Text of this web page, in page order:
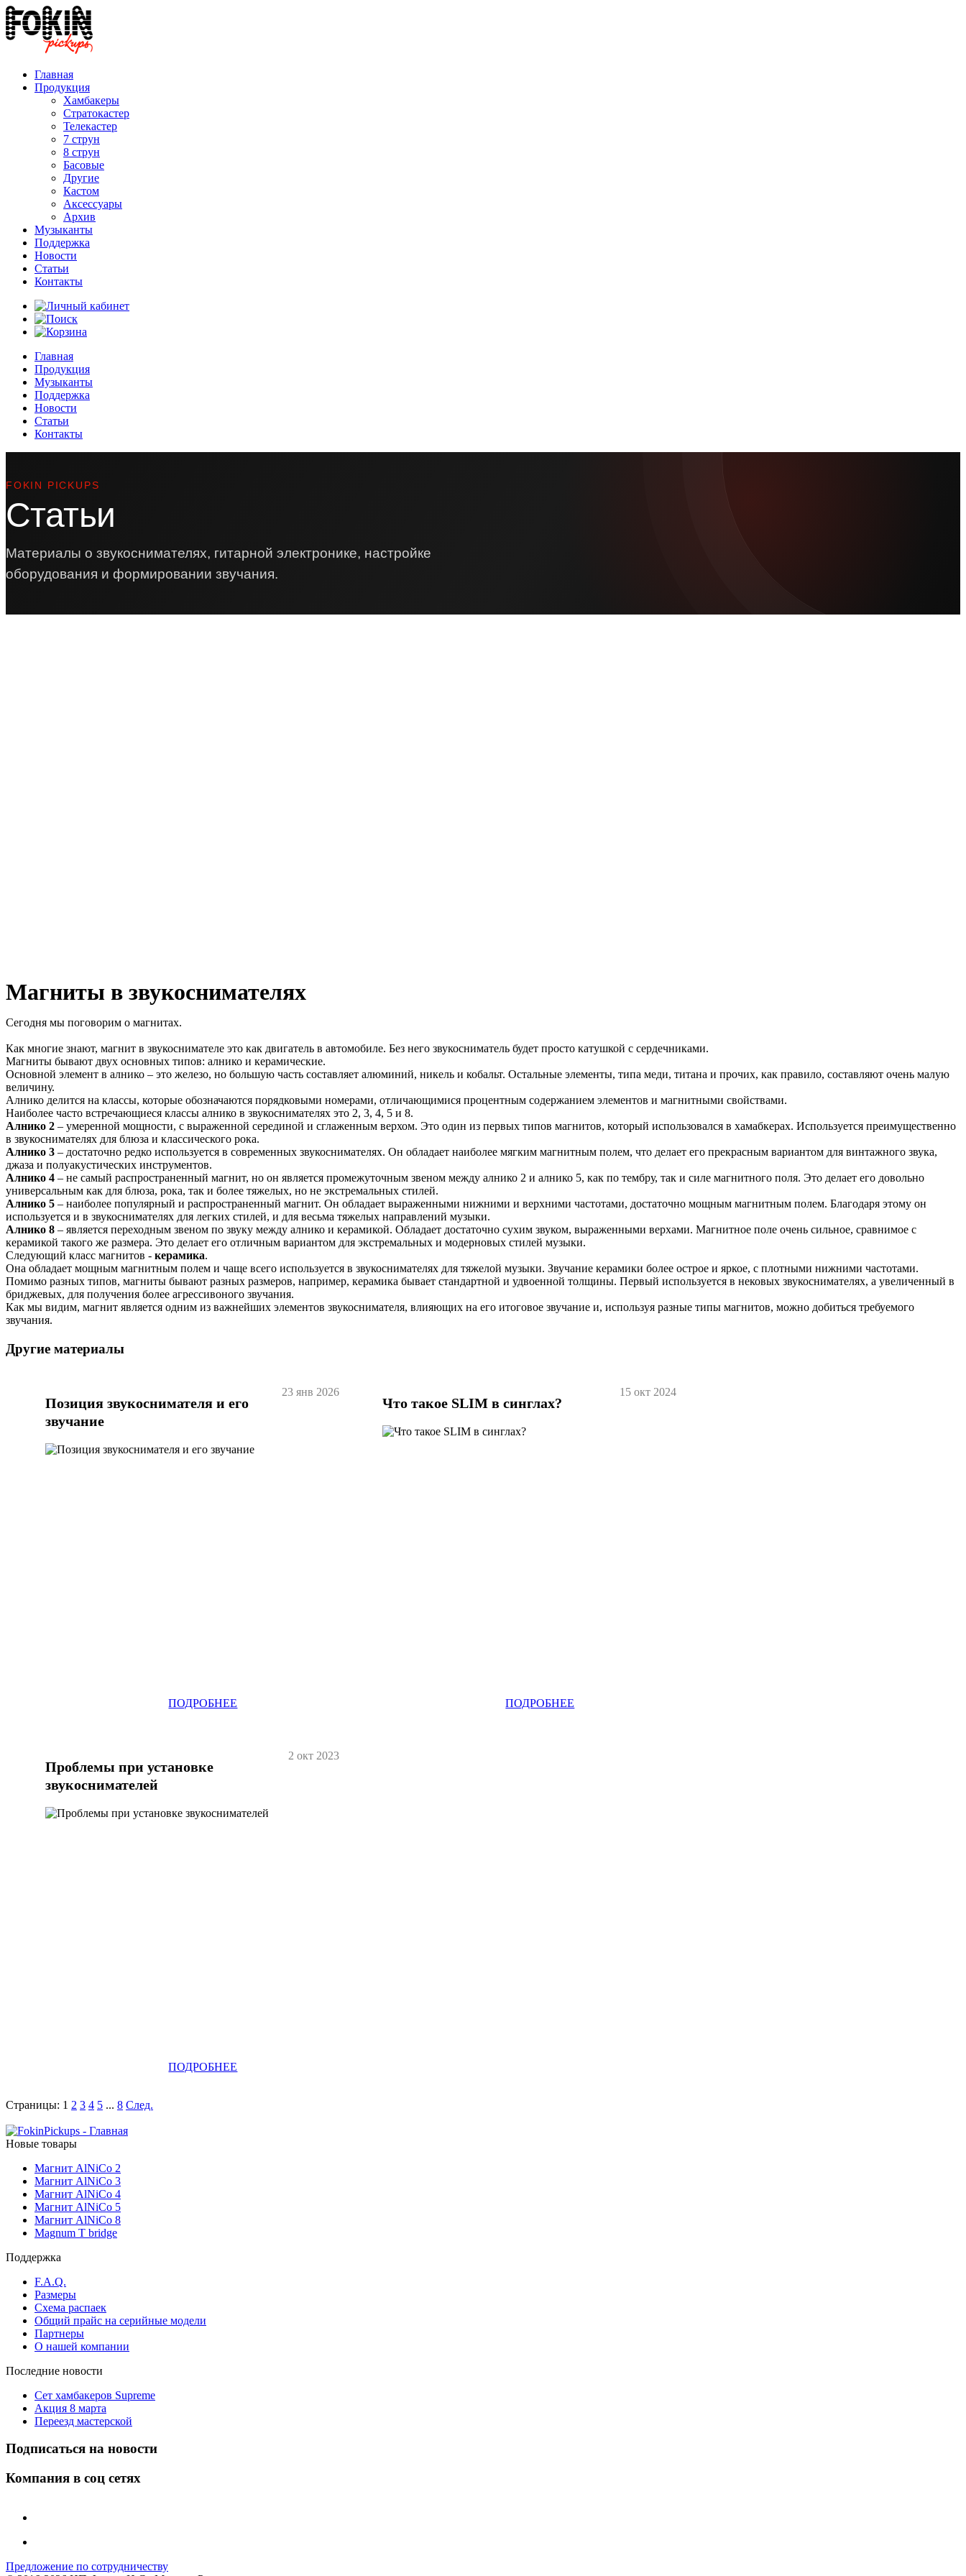
Главная
Продукция
Хамбакеры
Стратокастер
Телекастер
7 струн
8 струн
Басовые
Другие
Кастом
Аксессуары
Архив
Музыканты
Поддержка
Новости
Статьи
Контакты
Главная
Продукция
Музыканты
Поддержка
Новости
Статьи
Контакты
FOKIN PICKUPS
Статьи
Материалы о звукоснимателях, гитарной электронике, настройке
оборудования и формировании звучания.
Магниты в звукоснимателях
Сегодня мы поговорим о магнитах.
Как многие знают, магнит в звукоснимателе это как двигатель в автомобиле. Без него звукосниматель будет просто катушкой с сердечниками.
Магниты бывают двух основных типов: алнико и керамические.
Основной элемент в алнико – это железо, но большую часть составляет алюминий, никель и кобальт. Остальные элементы, типа меди, титана и прочих, как правило, составляют очень малую
величину.
Алнико делится на классы, которые обозначаются порядковыми номерами, отличающимися процентным содержанием элементов и магнитными свойствами.
Наиболее часто встречающиеся классы алнико в звукоснимателях это 2, 3, 4, 5 и 8.
Алнико 2 – умеренной мощности, с выраженной серединой и сглаженным верхом. Это один из первых типов магнитов, который использовался в хамабкерах. Используется преимущественно
в звукоснимателях для блюза и классического рока.
Алнико 3 – достаточно редко используется в современных звукоснимателях. Он обладает наиболее мягким магнитным полем, что делает его прекрасным вариантом для винтажного звука,
джаза и полуакустических инструментов.
Алнико 4 – не самый распространенный магнит, но он является промежуточным звеном между алнико 2 и алнико 5, как по тембру, так и силе магнитного поля. Это делает его довольно
универсальным как для блюза, рока, так и более тяжелых, но не экстремальных стилей.
Алнико 5 – наиболее популярный и распространенный магнит. Он обладает выраженными нижними и верхними частотами, достаточно мощным магнитным полем. Благодаря этому он
используется и в звукоснимателях для легких стилей, и для весьма тяжелых направлений музыки.
Алнико 8 – является переходным звеном по звуку между алнико и керамикой. Обладает достаточно сухим звуком, выраженными верхами. Магнитное поле очень сильное, сравнимое с
керамикой такого же размера. Это делает его отличным вариантом для экстремальных и модерновых стилей музыки.
Следующий класс магнитов - керамика.
Она обладает мощным магнитным полем и чаще всего используется в звукоснимателях для тяжелой музыки. Звучание керамики более острое и яркое, с плотными нижними частотами.
Помимо разных типов, магниты бывают разных размеров, например, керамика бывает стандартной и удвоенной толщины. Первый используется в нековых звукоснимателях, а увеличенный в
бриджевых, для получения более агрессивоного звучания.
Как мы видим, магнит является одним из важнейших элементов звукоснимателя, влияющих на его итоговое звучание и, используя разные типы магнитов, можно добиться требуемого
звучания.
Другие материалы
Позиция звукоснимателя и его
звучание
23 янв 2026
ПОДРОБНЕЕ
Что такое SLIM в синглах?
15 окт 2024
ПОДРОБНЕЕ
Проблемы при установке
звукоснимателей
2 окт 2023
ПОДРОБНЕЕ
Страницы: 1 2 3 4 5 ... 8 След.
Новые товары
Магнит AlNiCo 2
Магнит AlNiCo 3
Магнит AlNiCo 4
Магнит AlNiCo 5
Магнит AlNiCo 8
Magnum T bridge
Поддержка
F.A.Q.
Размеры
Схема распаек
Общий прайс на серийные модели
Партнеры
О нашей компании
Последние новости
Сет хамбакеров Supreme
Акция 8 марта
Переезд мастерской
Подписаться на новости
Компания в соц сетях
Предложение по сотрудничеству